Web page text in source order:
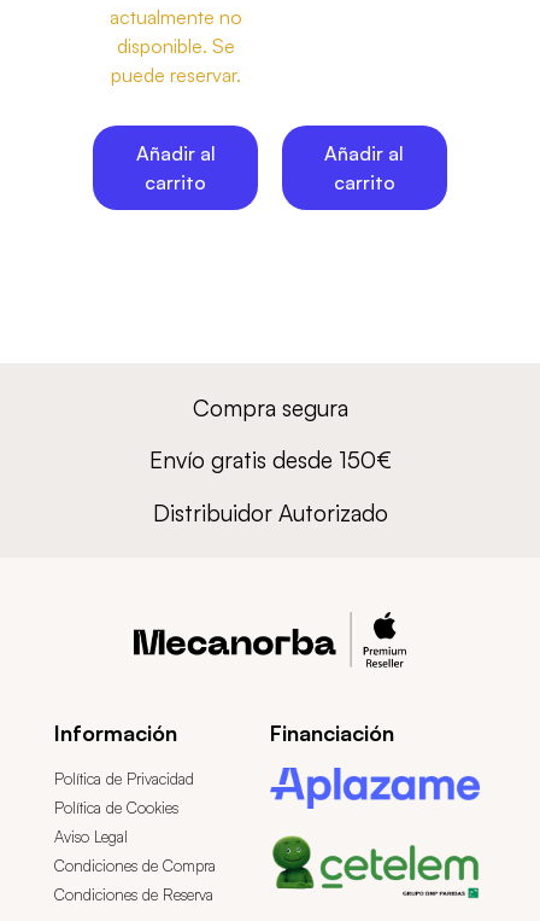
actualmente no
disponible. Se
puede reservar.
Añadir al
carrito
Añadir al
carrito
Compra segura
Envío gratis desde 150€
Distribuidor Autorizado
Información
Política de Privacidad
Política de Cookies
Aviso Legal
Condiciones de Compra
Condiciones de Reserva
Financiación